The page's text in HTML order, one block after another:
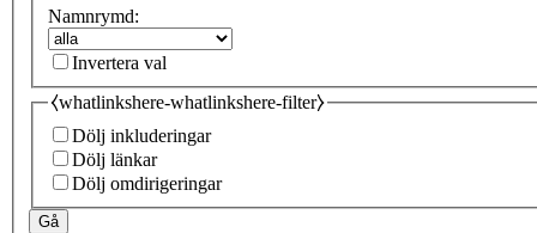
Namnrymd:
Invertera val
⧼whatlinkshere-whatlinkshere-filter⧽
Dölj inkluderingar
Dölj länkar
Dölj omdirigeringar
Gå